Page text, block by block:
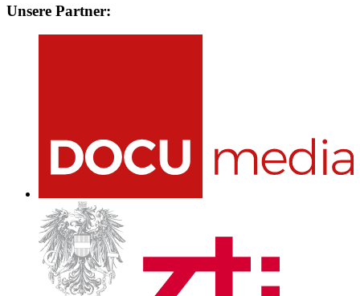
Unsere Partner: